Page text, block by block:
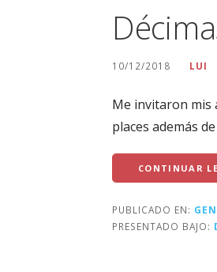
10/12/2018 LUI
Me invitaron mis
places además
CONTINUAR
PUBLICADO EN:
PRESENTADO BAJO: